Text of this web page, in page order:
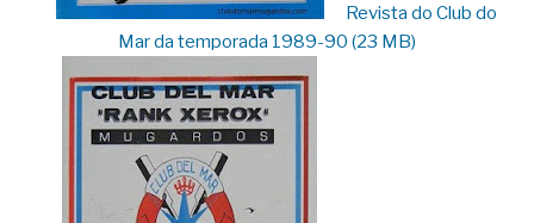
Revista do Club do
Mar da temporada 1989-90 (23 MB)